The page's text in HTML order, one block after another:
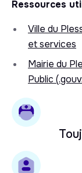
Ressources
Ville du
et services
Mairie du
Public